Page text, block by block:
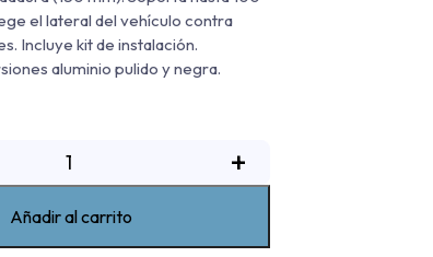
el lateral del vehículo contra
Incluye kit de instalación.
aluminio pulido y negra.
+
Añadir al carrito